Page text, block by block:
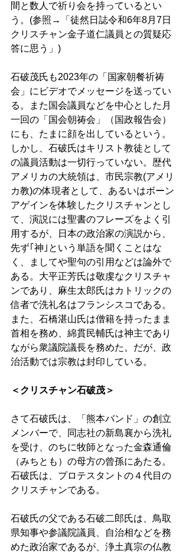
間と数人で祈り会を持っているとい
う。(参照→「徒然日誌令和6年8月7日
クリスチャン金子道仁議員との質疑応
答に思う」)
石破茂氏も2023年の「国家朝餐祈祷
会」にビデオでメッセージを送ってい
る。また国会議員などを中心とした月
一回の「国会朝祷会」（国政報告会）
にも、たまに顔を出しているという。
しかし、石破氏はキリスト教徒として
の議員活動は一切行っていない。歴代
アメリカの大統領は、市民宗教(アメリ
カ教)の体現者として、あるいはボーン
アゲインを体験したクリスチャンとし
て、演説には聖書のフレーズをよく引
用するが、日本の政治家の演説から、
先ず｢神｣という単語を聞くことはな
く、ましてや聖句の引用などは論外で
ある。大平正芳氏は敬虔なクリスチャ
ンであり、麻生太郎氏はカトリックの
信者で洗礼名はフランシスコである。
また、石橋湛山氏は僧籍を持ったまま
首相を務め、綿貫民輔氏は神主であり
ながら衆議院議長を務めた。だが、政
治活動では宗教は封印している。
＜クリスチャン石破茂＞
さて石破氏は、「熊本バンド」の創立
メンバーで、同志社の新島襄から洗礼
を受け、のちに牧師となった金森通倫
（みちとも）の母方の曾孫にあたる。
石破氏は、プロテスタントの４代目の
クリスチャンである。
石破氏の父である石破二郎氏は、鳥取
県知事や参議院議員、自治相などを務
めた政治家であるが、浄土真宗の仏教